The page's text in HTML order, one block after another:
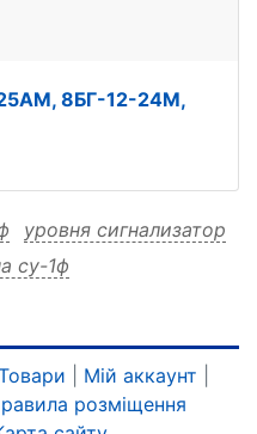
8БГ-12-24М,
уровня сигнализатор
су-1ф
сигнализатор
уровня
Мій аккаунт
розміщення